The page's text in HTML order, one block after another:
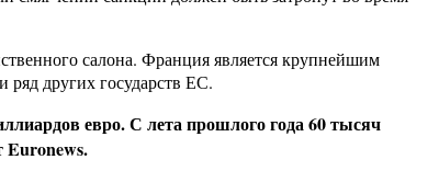
салона. Франция является крупнейшим
ряд других государств ЕС.
евро. С лета прошлого года 60 тысяч
Euronews.